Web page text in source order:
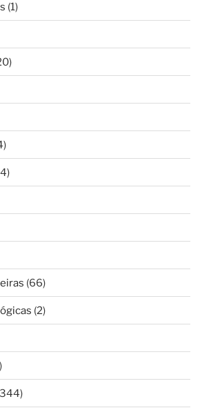
(1)
(66)
(2)